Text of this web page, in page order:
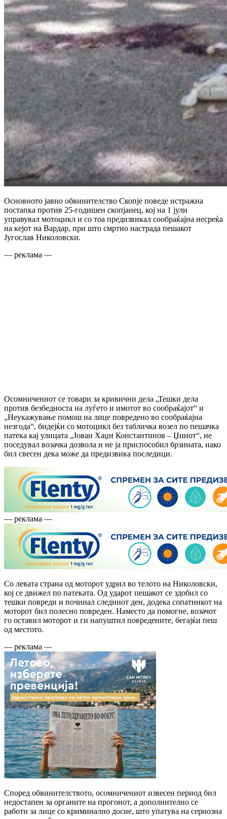
Основното јавно обвинителство Скопје поведе истражна
постапка против 25-годишен скопјанец, кој на 1 јули
управувал мотоцикл и со тоа предизвикал сообраќајна несреќа
на кејот на Вардар, при што смртно настрада пешакот
Југослав Николовски.
— реклама —
Осомничениот се товари за кривични дела „Тешки дела
против безбедноста на луѓето и имотот во сообраќајот“ и
„Неукажување помош на лице повредено во сообраќајна
незгода“, бидејќи со мотоцикл без табличка возел по пешачка
патека кај улицата „Јован Хаџи Константинов – Џинот“, не
поседувал возачка дозвола и не ја приспособил брзината, иако
бил свесен дека може да предизвика последици.
— реклама —
Со левата страна од моторот удрил во телото на Николовски,
кој се движел по патеката. Од ударот пешакот се здобил со
тешки повреди и починал следниот ден, додека сопатникот на
моторот бил полесно повреден. Наместо да помогне, возачот
го оставил моторот и ги напуштил повредените, бегајќи пеш
од местото.
— реклама —
Според обвинителството, осомничениот извесен период бил
недостапен за органите на прогонот, а дополнително се
работи за лице со криминално досие, што упатува на сериозна